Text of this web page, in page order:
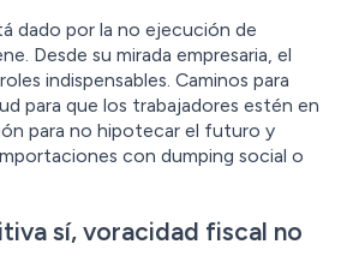
dado por la no ejecución de
Desde su mirada empresaria, el
indispensables. Caminos para
para que los trabajadores estén en
para no hipotecar el futuro y
con dumping social o
sí, voracidad fiscal no